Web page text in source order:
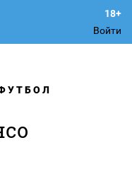
Войти